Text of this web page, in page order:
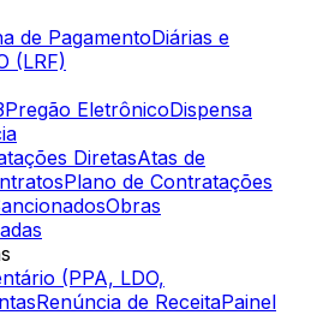
de PagamentoDiárias e
(LRF)
Pregão EletrônicoDispensa
DiretasAtas de
Plano de Contratações
Obras
(PPA, LDO,
Renúncia de ReceitaPainel